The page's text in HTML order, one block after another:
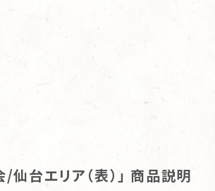
仙台エリア（表）」 商品説明